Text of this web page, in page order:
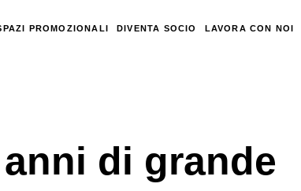
PROMOZIONALI DIVENTA SOCIO LAVORA CON NOI
di grande